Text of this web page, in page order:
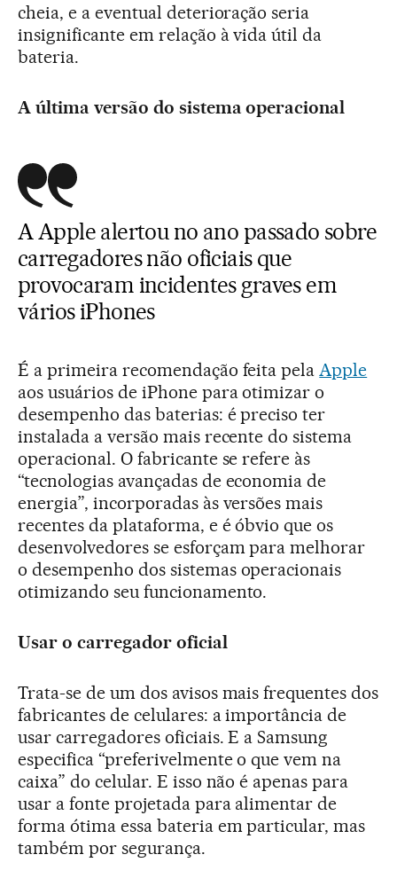
cheia, e a eventual deterioração seria
insignificante em relação à vida útil da
bateria.
A última versão do sistema operacional
A Apple alertou no ano passado sobre
carregadores não oficiais que
provocaram incidentes graves em
vários iPhones
É a primeira recomendação feita pela Apple
aos usuários de iPhone para otimizar o
desempenho das baterias: é preciso ter
instalada a versão mais recente do sistema
operacional. O fabricante se refere às
“tecnologias avançadas de economia de
energia”, incorporadas às versões mais
recentes da plataforma, e é óbvio que os
desenvolvedores se esforçam para melhorar
o desempenho dos sistemas operacionais
otimizando seu funcionamento.
Usar o carregador oficial
Trata-se de um dos avisos mais frequentes dos
fabricantes de celulares: a importância de
usar carregadores oficiais. E a Samsung
especifica “preferivelmente o que vem na
caixa” do celular. E isso não é apenas para
usar a fonte projetada para alimentar de
forma ótima essa bateria em particular, mas
também por segurança.